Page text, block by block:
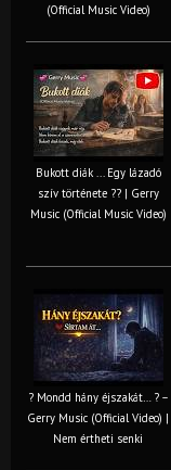
(Official Music Video)
Bukott diák ... Egy lázadó
szív története ?? | Gerry
Music (Official Music Video)
? Mondd hány éjszakát… ? –
Gerry Music (Official Video) |
Nem értheti senki